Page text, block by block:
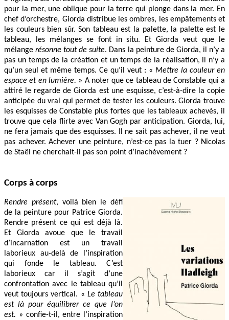
pour la mer, une oblique pour la terre qui plonge dans la mer. En
chef d’orchestre, Giorda distribue les ombres, les empâtements et
les couleurs bien sûr. Son tableau est la palette, la palette est le
tableau, les mélanges se font in situ. Et Giorda veut que le
mélangerésonne tout de suite. Dans la peinture de Giorda, il n’y a
pas un temps de la création et un temps de la réalisation, il n’y a
qu’un seul et même temps. Ce qu’il veut : « Mettre la couleur en
espace et en lumière. » A noter que ce tableau de Constable qui a
attiré le regarde de Giorda est une esquisse, c’est-à-dire la copie
anticipée du vrai qui permet de tester les couleurs. Giorda trouve
les esquisses de Constable plus fortes que les tableaux achevés, il
trouve que cela flirte avec Van Gogh par anticipation. Giorda, lui,
ne fera jamais que des esquisses. Il ne sait pas achever, il ne veut
pas achever. Achever une peinture, n’est-ce pas la tuer ? Nicolas
de Staël ne cherchait-il pas son point d’inachèvement ?
Corps à corps
Rendre présent, voilà bien le défi
de la peinture pour Patrice Giorda.
Rendre présent ce qui est déjà là.
Et Giorda avoue que le travail
d’incarnation est un travail
laborieux au-delà de l’inspiration
qui fonde le tableau. C’est
laborieux car il s’agit d’une
confrontation avec le tableau qu’il
veut toujours vertical. « Le tableau
est là pour équilibrer ce que l’on
est. » confie-t-il, entre l’inspiration